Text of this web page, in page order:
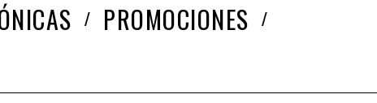
PROMOCIONES